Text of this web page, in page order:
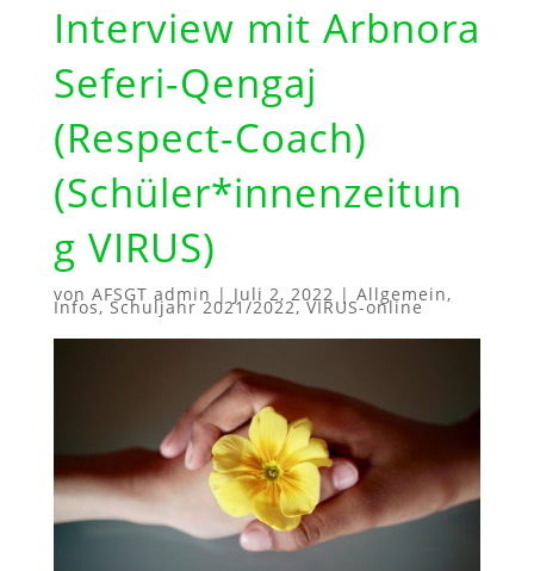
Interview mit Arbnora
Seferi-Qengaj
(Respect-Coach)
(Schüler*innenzeitun
g VIRUS)
von AFSGT admin | Juli 2, 2022 | Allgemein,
Infos,Schuljahr 2021/2022,VIRUS-online